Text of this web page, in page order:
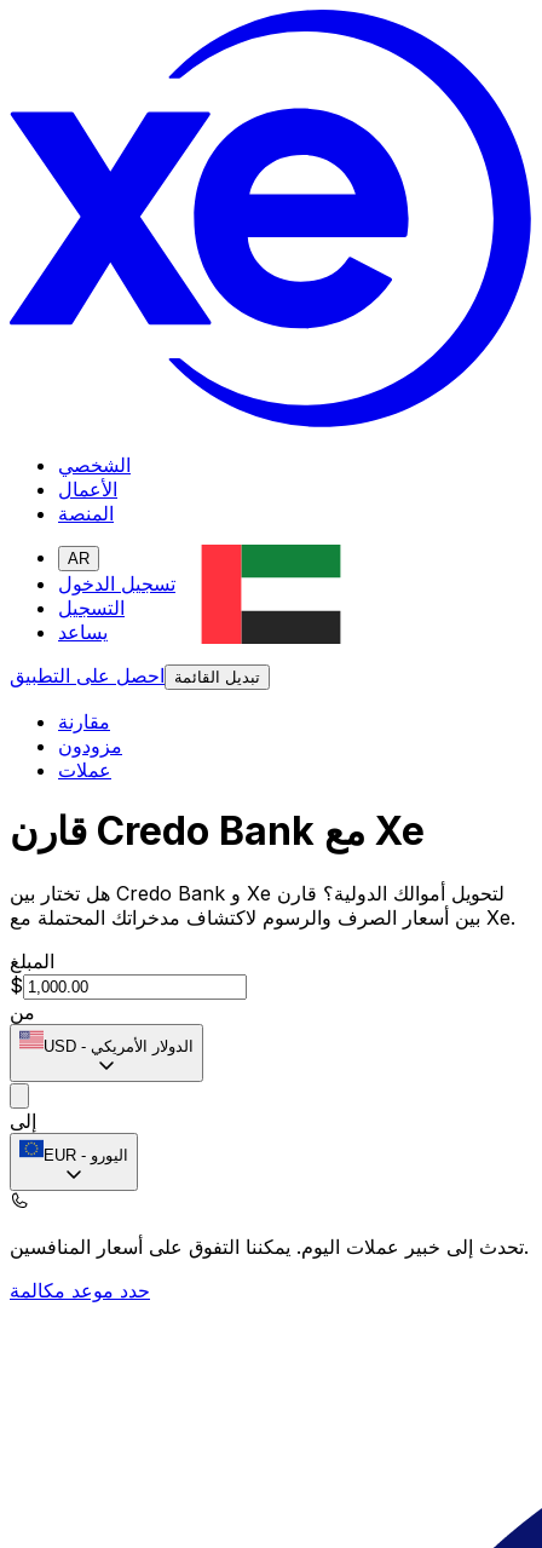
الشخصي
الأعمال
المنصة
AR
تسجيل الدخول
التسجيل
يساعد
احصل على التطبيق
تبديل القائمة
مقارنة
مزودون
عملات
قارن Credo Bank مع Xe
هل تختار بين Credo Bank و Xe لتحويل أموالك الدولية؟ قارن
بين أسعار الصرف والرسوم لاكتشاف مدخراتك المحتملة مع Xe.
المبلغ
$
من
USD - الدولار الأمريكي
إلى
EUR - اليورو
تحدث إلى خبير عملات اليوم.يمكننا التفوق على أسعار المنافسين.
حدد موعد مكالمة